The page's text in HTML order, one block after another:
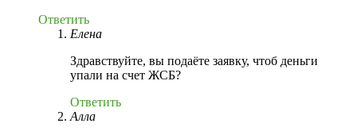
Ответить
Елена
Здравствуйте, вы подаёте заявку, чтоб деньги
упали на счет ЖСБ?
Ответить
Aлла